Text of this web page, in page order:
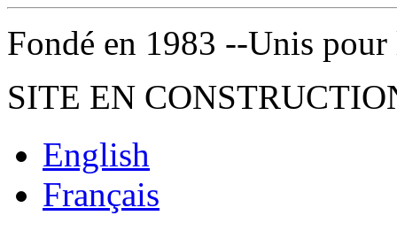
Fondé en 1983 --Unis
SITE EN
English
Français